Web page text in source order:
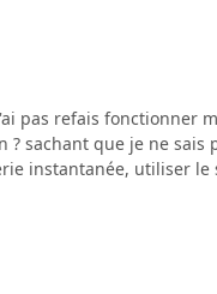
pas refais fonctionner
sachant que je ne
instantanée, utiliser